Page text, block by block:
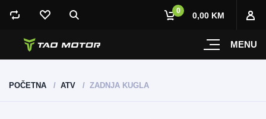
MENU
0 0,00 KM
POČETNA ATV ZADNJA KUGLA